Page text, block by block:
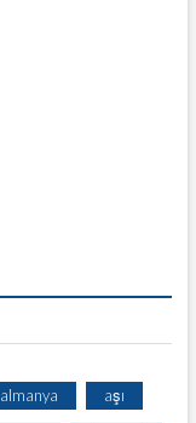
almanya aşı